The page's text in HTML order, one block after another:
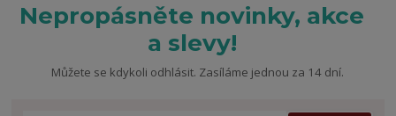
Nepropásněte novinky, akce
a slevy!
Můžete se kdykoli odhlásit. Zasíláme jednou za 14 dní.